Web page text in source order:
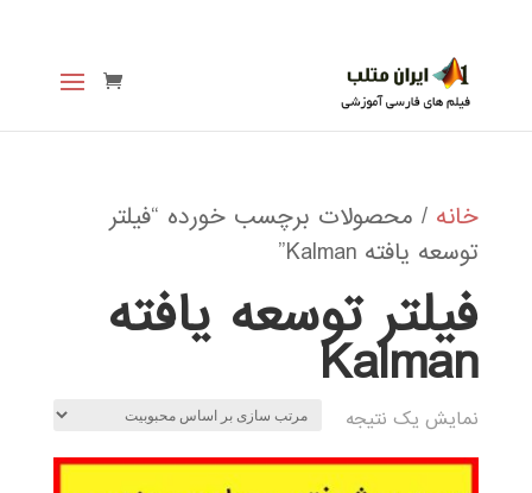
خانه / محصولات برچسب خورده “فیلتر
توسعه یافته Kalman”
فیلتر توسعه یافته
Kalman
نمایش یک نتیجه